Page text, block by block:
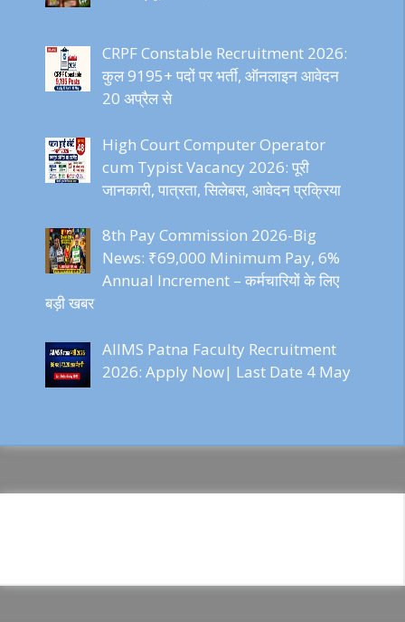
CRPF Constable Recruitment 2026:
कुल 9195+ पदों पर भर्ती, ऑनलाइन आवेदन
20 अप्रैल से
High Court Computer Operator
cum Typist Vacancy 2026: पूरी
जानकारी, पात्रता, सिलेबस, आवेदन प्रक्रिया
8th Pay Commission 2026-Big
News: ₹69,000 Minimum Pay, 6%
Annual Increment – कर्मचारियों के लिए
बड़ी खबर
AIIMS Patna Faculty Recruitment
2026: Apply Now| Last Date 4 May